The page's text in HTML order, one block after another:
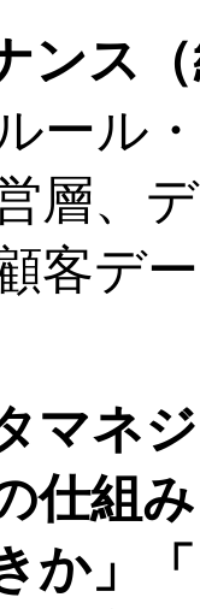
ンス
ール
層、
客デ
マネ
仕組
か」